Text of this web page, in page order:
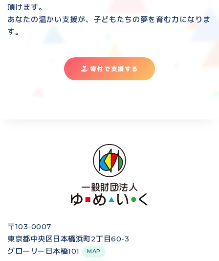
頂けます。
あなたの温かい支援が、子どもたちの夢を育む力になりま
す。
寄付で支援する
〒103-0007
東京都中央区日本橋浜町2丁目60-3
グローリー日本橋101
MAP